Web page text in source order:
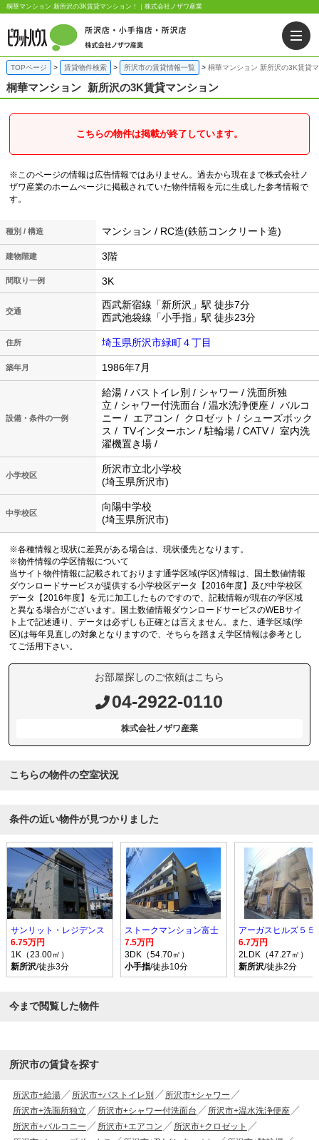
桐華マンション 新所沢の3K賃貸マンション！｜株式会社ノザワ産業
TOPページ 賃貸物件検索 所沢市の賃貸情報一覧 桐華マンション 新所沢の3K賃貸
桐華マンション 新所沢の3K賃貸マンション
こちらの物件は掲載が終了しています。
※このページの情報は広告情報ではありません。過去から現在まで株式会社ノ
ザワ産業のホームぺージに掲載されていた物件情報を元に生成した参考情報で
す。
種別 / 構造 マンション / RC造(鉄筋コンクリート造)
建物階建 3階
間取り一例 3K
交通
西武新宿線「新所沢」駅 徒歩7分
西武池袋線「小手指」駅 徒歩23分
住所 埼玉県所沢市緑町４丁目
築年月 1986年7月
設備・条件の一例
給湯 / バストイレ別 / シャワー / 洗面所独
立 / シャワー付洗面台 / 温水洗浄便座 / バルコ
ニー / エアコン / クロゼット / シューズボック
ス / TVインターホン / 駐輪場 / CATV / 室内洗
濯機置き場 /
小学校区
所沢市立北小学校
(埼玉県所沢市)
中学校区
向陽中学校
(埼玉県所沢市)
※各種情報と現状に差異がある場合は、現状優先となります。
※物件情報の学区情報について
当サイト物件情報に記載されております通学区域(学区)情報は、国土数値情報
ダウンロードサービスが提供する小学校区データ【2016年度】及び中学校区
データ【2016年度】を元に加工したものですので、記載情報が現在の学区域
と異なる場合がございます。国土数値情報ダウンロードサービスのWEBサイ
ト上で記述通り、データは必ずしも正確とは言えません。また、通学区域(学
区)は毎年見直しの対象となりますので、そちらを踏まえ学区情報は参考とし
てご活用下さい。
お部屋探しのご依頼はこちら
04-2922-0110
株式会社ノザワ産業
こちらの物件の空室状況
条件の近い物件が見つかりました
サンリット・レジデンス
6.75万円
1K（23.00㎡）
新所沢/徒歩3分
ストークマンション富士
7.5万円
3DK（54.70㎡）
小手指/徒歩10分
アーガスヒルズ５５
6.7万円
2LDK（47.27㎡）
新所沢/徒歩2分
今まで閲覧した物件
所沢市の賃貸を探す
所沢市+給湯 所沢市+バストイレ別
所沢市+シャワー
所沢市+洗面所独立
所沢市+シャワー付洗面台
所沢市+温水洗浄便座
所沢市+バルコニー
所沢市+エアコン
所沢市+クロゼット